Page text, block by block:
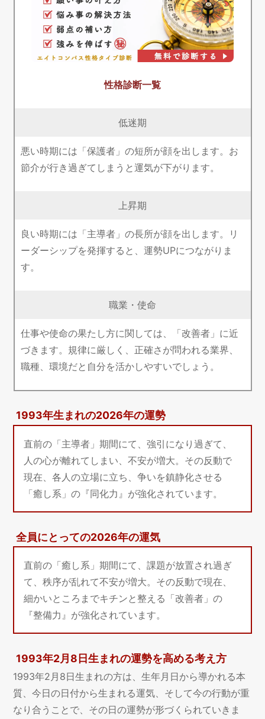
性格診断一覧
低迷期
悪い時期には「保護者」の短所が顔を出します。お
節介が行き過ぎてしまうと運気が下がります。
上昇期
良い時期には「主導者」の長所が顔を出します。リ
ーダーシップを発揮すると、運勢UPにつながりま
す。
職業・使命
仕事や使命の果たし方に関しては、「改善者」に近
づきます。規律に厳しく、正確さが問われる業界、
職種、環境だと自分を活かしやすいでしょう。
1993年生まれの2026年の運勢
直前の「主導者」期間にて、強引になり過ぎて、
人の心が離れてしまい、不安が増大。その反動で
現在、各人の立場に立ち、争いを鎮静化させる
「癒し系」の『同化力』が強化されています。
全員にとっての2026年の運気
直前の「癒し系」期間にて、課題が放置され過ぎ
て、秩序が乱れて不安が増大。その反動で現在、
細かいところまでキチンと整える「改善者」の
『整備力』が強化されています。
1993年2月8日生まれの運勢を高める考え方
1993年2月8日生まれの方は、生年月日から導かれる本
質、今日の日付から生まれる運気、そして今の行動が重
なり合うことで、その日の運勢が形づくられていきま